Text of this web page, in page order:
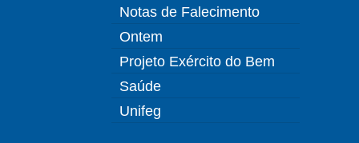
Notas de Falecimento
Ontem
Projeto Exército do Bem
Saúde
Unifeg